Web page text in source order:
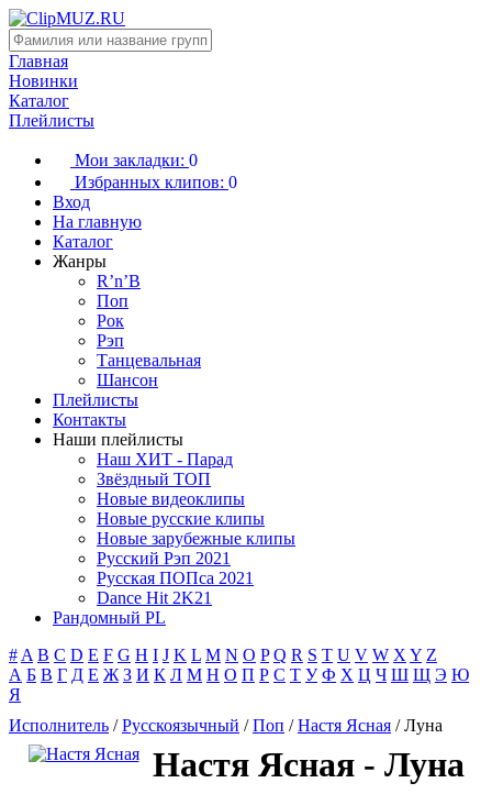
Главная
Новинки
Каталог
Плейлисты
Мои закладки: 0
Избранных клипов: 0
Вход
На главную
Каталог
Жанры
R’n’B
Поп
Рок
Рэп
Танцевальная
Шансон
Плейлисты
Контакты
Наши плейлисты
Наш ХИТ - Парад
Звёздный ТОП
Новые видеоклипы
Новые русские клипы
Новые зарубежные клипы
Русский Рэп 2021
Русская ПОПса 2021
Dance Hit 2K21
Рандомный PL
# A B C D E F G H I J K L M N O P Q R S T U V W X Y Z
А Б В Г Д Е Ж З И К Л М Н О П Р С Т У Ф Х Ц Ч Ш Щ Э Ю
Я
Исполнитель /Русскоязычный /Поп /Настя Ясная / Луна
Настя Ясная - Луна